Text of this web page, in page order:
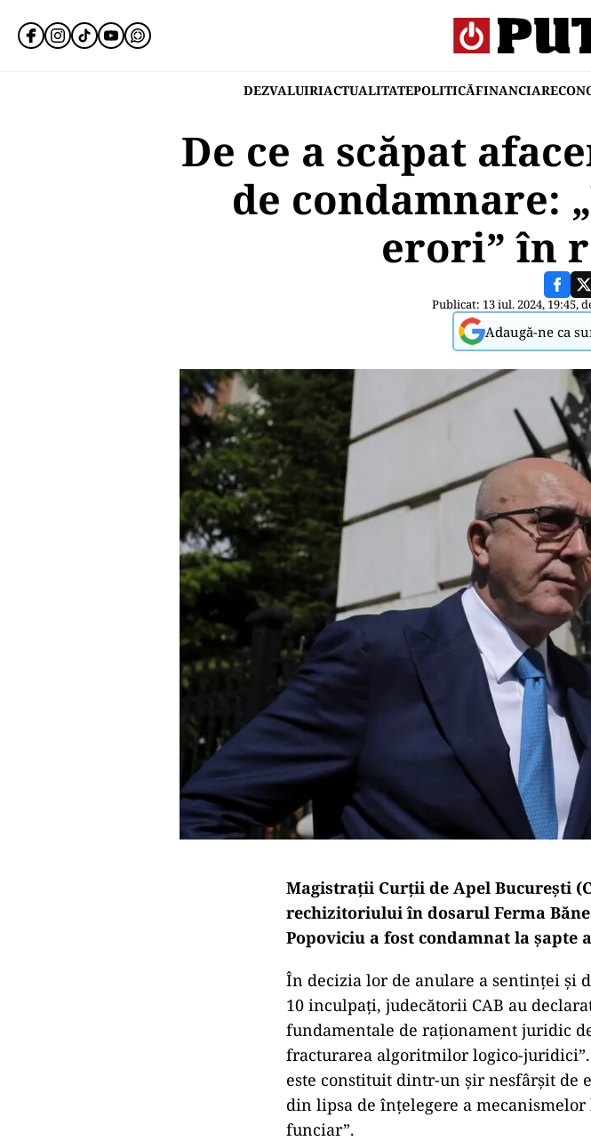
DEZVALUIRIACTUALITATEPOLITICĂFINANCIAR
De ce a scăpat
de condamnare:
erori” în
Publicat: 13 iul. 2024, 19:45,
Adaugă-ne ca
Magistrații Curții de Apel București
rechizitoriului în dosarul Ferma
Popoviciu a fost condamnat la șapte
În decizia lor de anulare a sentinței și
10 inculpați, judecătorii CAB au
fundamentale de raționament juridic
fracturarea algoritmilor logico-
este constituit dintr-un șir nesfârșit de
din lipsa de înțelegere a
funciar”.